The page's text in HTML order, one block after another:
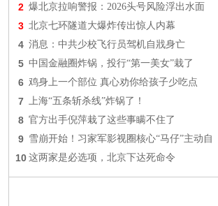
2 爆北京拉响警报：2026头号风险浮出水面
3 北京七环隧道大爆炸传出惊人内幕
4 消息：中共少校飞行员驾机自戕身亡
5 中国金融圈炸锅，投行“第一美女”栽了
6 鸡身上一个部位 真心劝你给孩子少吃点
7 上海“五条斩杀线”炸锅了！
8 官方出手倪萍栽了这些事瞒不住了
9 雪崩开始！习家军影视圈核心“马仔”主动自
10 这两家是必选项，北京下达死命令